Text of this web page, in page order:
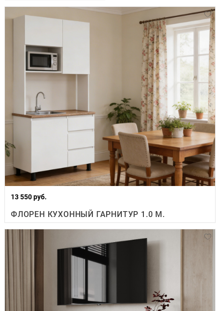
13 550 руб.
ФЛОРЕН КУХОННЫЙ ГАРНИТУР 1.0 М.